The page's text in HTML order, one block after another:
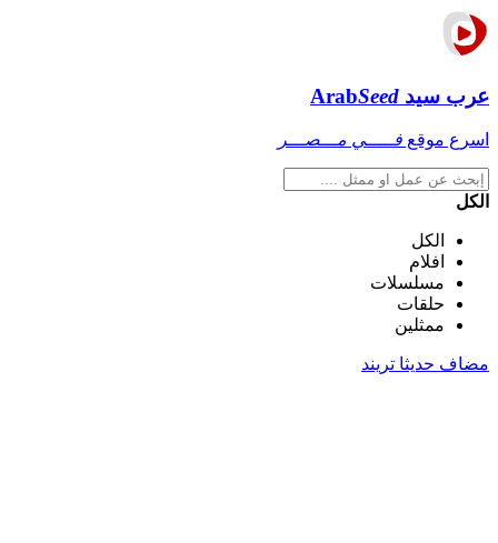
عرب سيد ArabSeed
اسرع موقع فـــــي مـــصـــر
الكل
الكل
افلام
مسلسلات
حلقات
ممثلين
مضاف حديثا تريند